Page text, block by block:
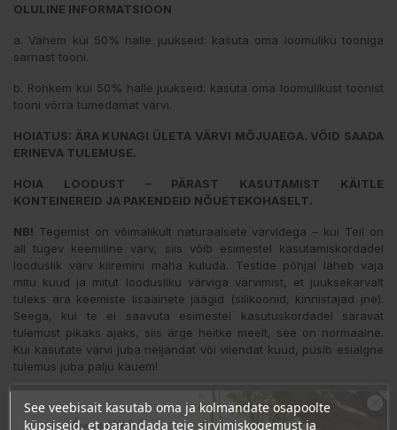
OLULINE INFORMATSIOON
a. Vähem kui 50% halle juukseid: kasuta oma loomuliku tooniga
sarnast tooni.
b. Rohkem kui 50% halle juukseid: kasuta oma loomulikust toonist
tooni võrra tumedamat värvi.
HOIATUS: ÄRA KUNAGI ÜLETA VÄRVI MÕJUAEGA. VÕID SAADA
ERINEVA TULEMUSE.
HOIA LOODUST – PÄRAST KASUTAMIST KÄITLE
KONTEINEREID JA PAKENDEID NÕUETEKOHASELT.
NB! Tegemist on võimalikult naturaalsete värvidega – kui Teil on
all tugev keemiline värv, siis võib esimestel kasutamiskordadel
looduslik värv kiiremini maha kuluda. Testide põhjal läheb vaja
mitu kuud ja mitut loodusliku värviga värvimist, et juuksekarvalt
tuleks ära keemiste lisaainete jäägid (silikoonid, kinnistajad jne).
Seega, kui te ei saavuta esimestel kasutuskordadel säravat
tulemust pikaks ajaks, siis ärge heitke meelt, see on normaalne.
Kui kasutate värvi juba neljandat või viiendat kuud, püsib esialgne
tulemus juba palju kauem!
tooted on erilise ainulaadse valemiga. Need on esimesed
juuksevärvid, mis on nikkel-testitud (vähem kui 0,0001%), seega
See veebisait kasutab oma ja kolmandate osapoolte
küpsiseid, et parandada teie sirvimiskogemust ja
Ära veel lahku!